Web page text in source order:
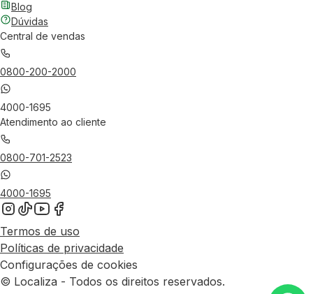
Blog
Dúvidas
Central de vendas
0800-200-2000
4000-1695
Atendimento ao cliente
0800-701-2523
4000-1695
Termos de uso
Políticas de privacidade
Configurações de cookies
© Localiza - Todos os direitos reservados.